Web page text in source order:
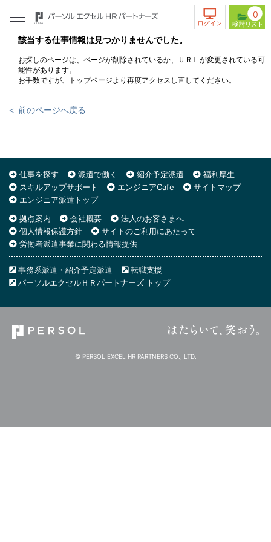
0
該当する仕事情報は見つかりませんでした。
お探しのページは、ページが削除されているか、ＵＲＬが変更されている可
能性があります。
お手数ですが、トップページより再度アクセスし直してください。
＜ 前のページへ戻る
仕事を探す 派遣で働く 紹介予定派遣
福利厚生
スキルアップサポート
エンジニアCafe
サイトマップ
エンジニア派遣トップ
拠点案内
会社概要
法人のお客さまへ
個人情報保護方針
サイトのご利用にあたって
労働者派遣事業に関わる情報提供
事務系派遣・紹介予定派遣
転職支援
パーソルエクセルＨＲパートナーズ トップ
© PERSOL EXCEL HR PARTNERS CO., LTD.